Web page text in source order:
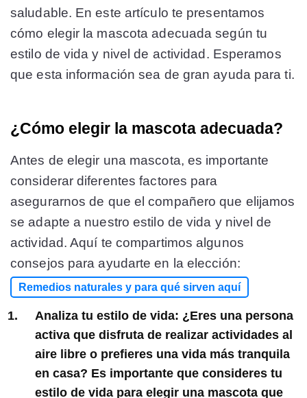
saludable. En este artículo te presentamos
cómo elegir la mascota adecuada según tu
estilo de vida y nivel de actividad. Esperamos
que esta información sea de gran ayuda para ti.
¿Cómo elegir la mascota adecuada?
Antes de elegir una mascota, es importante
considerar diferentes factores para
asegurarnos de que el compañero que elijamos
se adapte a nuestro estilo de vida y nivel de
actividad. Aquí te compartimos algunos
consejos para ayudarte en la elección:
Remedios naturales y para qué sirven aquí
Analiza tu estilo de vida: ¿Eres una persona
activa que disfruta de realizar actividades al
aire libre o prefieres una vida más tranquila
en casa? Es importante que consideres tu
estilo de vida para elegir una mascota que